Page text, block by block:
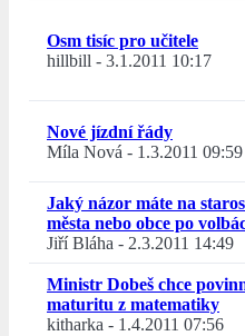
Osm tisíc pro učitele
hillbill - 3.1.2011 10:17
Nové jízdní řády
Míla Nová - 1.3.2011 09:59
Jaký názor máte na
města nebo obce po
Jiří Bláha - 2.3.2011 14:49
Ministr Dobeš chce
maturitu z matematiky
kitharka - 1.4.2011 07:56